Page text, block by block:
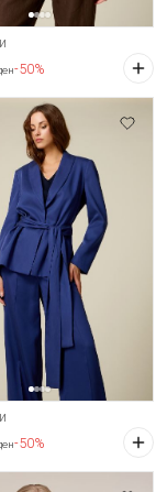
-50%
-50%